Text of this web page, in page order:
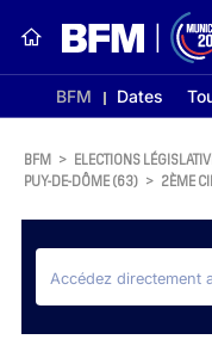
BFM Dates
BFM > ELECTIONS
PUY-DE-DÔME (63) > 2ÈME